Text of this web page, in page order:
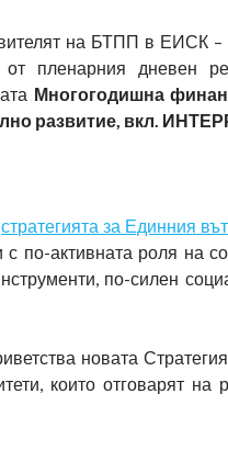
на БТПП в ЕИСК –
от пленарния дневен
Многогодишна
развитие, вкл.
стратегията за Единния
с по-активната роля на
по-силен
новата
които отговарят на